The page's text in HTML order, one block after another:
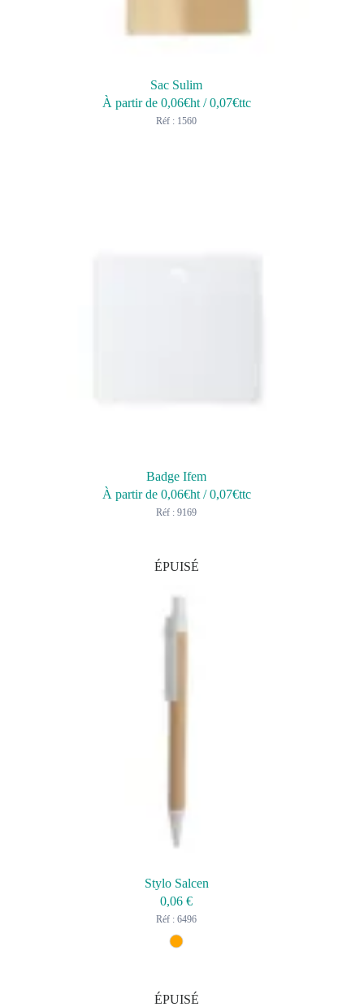
Sac Sulim
À partir de 0,06€ht/0,07€ttc
Réf : 1560
Badge Ifem
À partir de 0,06€ht/0,07€ttc
Réf : 9169
ÉPUISÉ
Stylo Salcen
0,06€
Réf : 6496
ÉPUISÉ